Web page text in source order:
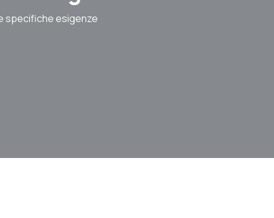
specifiche esigenze